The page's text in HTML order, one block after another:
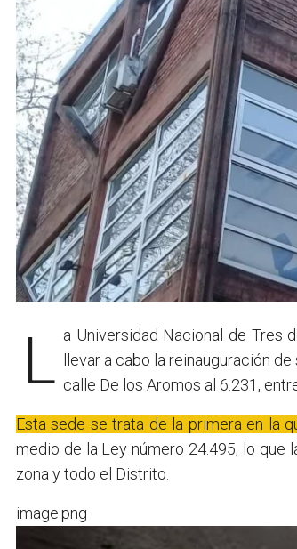
La Universidad Nacional de Tres de Febrero (UNTREF) anunció que durante el mediodía de hoy se va a llevar a cabo la reinauguración
calle De los Aromos al 6.231,
Esta sede se trata de la primera en la
medio de la Ley número 24.495, lo que
zona y todo el Distrito.
image.png